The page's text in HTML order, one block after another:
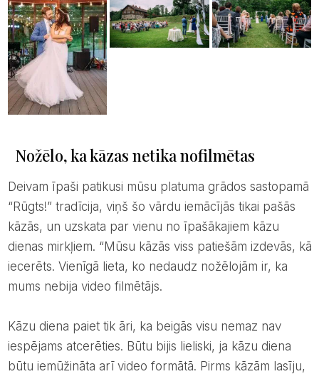
Nožēlo, ka kāzas netika nofilmētas
Deivam īpaši patikusi mūsu platuma grādos sastopamā
“Rūgts!” tradīcija, viņš šo vārdu iemācījās tikai pašās
kāzās, un uzskata par vienu no īpašākajiem kāzu
dienas mirkļiem. “Mūsu kāzās viss patiešām izdevās, kā
iecerēts. Vienīgā lieta, ko nedaudz nožēlojām ir, ka
mums nebija video filmētājs.
Kāzu diena paiet tik āri, ka beigās visu nemaz nav
iespējams atcerēties. Būtu bijis lieliski, ja kāzu diena
būtu iemūžināta arī video formātā. Pirms kāzām lasīju,